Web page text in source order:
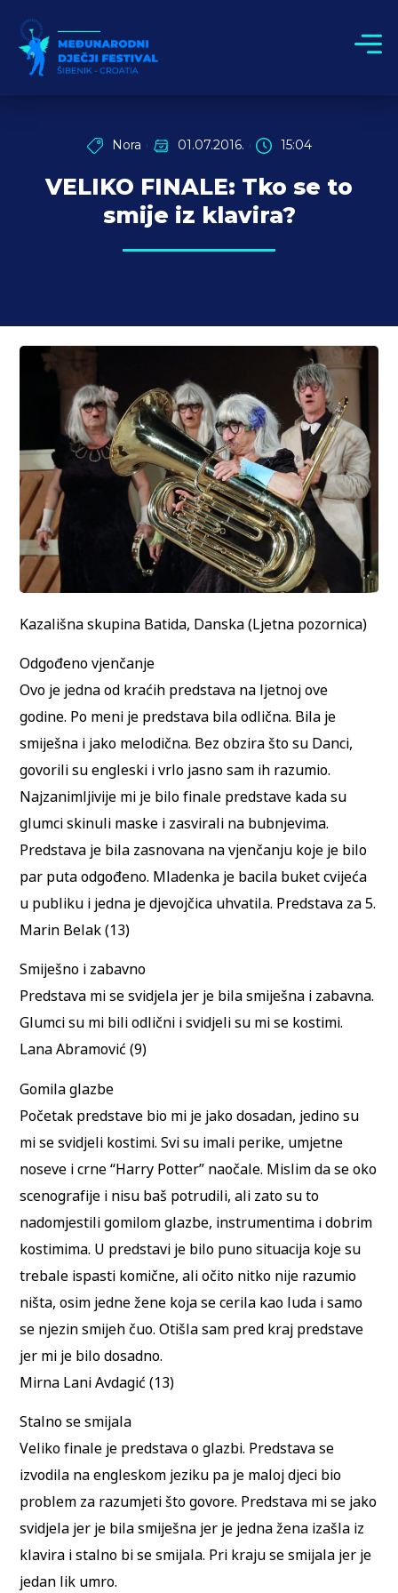
Nora 01.07.2016. 15:04
VELIKO FINALE: Tko se to
smije iz klavira?
Kazališna skupina Batida, Danska (Ljetna pozornica)
Odgođeno vjenčanje
Ovo je jedna od kraćih predstava na ljetnoj ove
godine. Po meni je predstava bila odlična. Bila je
smiješna i jako melodična. Bez obzira što su Danci,
govorili su engleski i vrlo jasno sam ih razumio.
Najzanimljivije mi je bilo finale predstave kada su
glumci skinuli maske i zasvirali na bubnjevima.
Predstava je bila zasnovana na vjenčanju koje je bilo
par puta odgođeno. Mladenka je bacila buket cvijeća
u publiku i jedna je djevojčica uhvatila. Predstava za 5.
Marin Belak (13)
Smiješno i zabavno
Predstava mi se svidjela jer je bila smiješna i zabavna.
Glumci su mi bili odlični i svidjeli su mi se kostimi.
Lana Abramović (9)
Gomila glazbe
Početak predstave bio mi je jako dosadan, jedino su
mi se svidjeli kostimi. Svi su imali perike, umjetne
noseve i crne “Harry Potter” naočale. Mislim da se oko
scenografije i nisu baš potrudili, ali zato su to
nadomjestili gomilom glazbe, instrumentima i dobrim
kostimima. U predstavi je bilo puno situacija koje su
trebale ispasti komične, ali očito nitko nije razumio
ništa, osim jedne žene koja se cerila kao luda i samo
se njezin smijeh čuo. Otišla sam pred kraj predstave
jer mi je bilo dosadno.
Mirna Lani Avdagić (13)
Stalno se smijala
Veliko finale je predstava o glazbi. Predstava se
izvodila na engleskom jeziku pa je maloj djeci bio
problem za razumjeti što govore. Predstava mi se jako
svidjela jer je bila smiješna jer je jedna žena izašla iz
klavira i stalno bi se smijala. Pri kraju se smijala jer je
jedan lik umro.